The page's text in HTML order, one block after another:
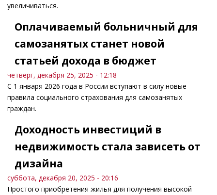
увеличиваться.
Оплачиваемый больничный для
самозанятых станет новой
статьей дохода в бюджет
четверг, декабря 25, 2025 - 12:18
С 1 января 2026 года в России вступают в силу новые
правила социального страхования для самозанятых
граждан.
Доходность инвестиций в
недвижимость стала зависеть от
дизайна
суббота, декабря 20, 2025 - 20:16
Простого приобретения жилья для получения высокой